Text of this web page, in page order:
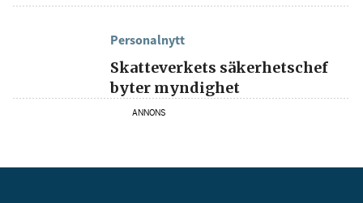
Personalnytt
Skatteverkets säkerhetschef
byter myndighet
ANNONS